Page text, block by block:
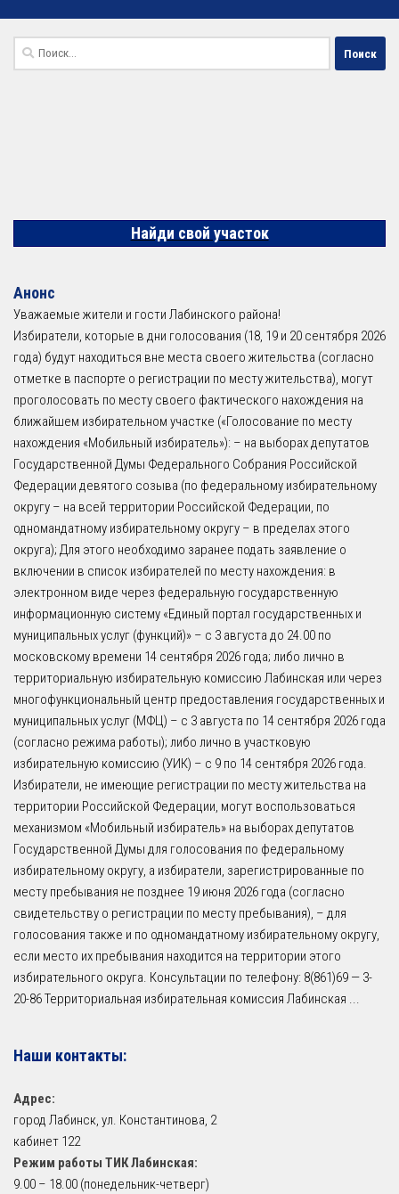
Найти:
Найди свой участок
Анонс
Уважаемые жители и гости Лабинского района!
Избиратели, которые в дни голосования (18, 19 и 20 сентября 2026
года) будут находиться вне места своего жительства (согласно
отметке в паспорте о регистрации по месту жительства), могут
проголосовать по месту своего фактического нахождения на
ближайшем избирательном участке («Голосование по месту
нахождения «Мобильный избиратель»): – на выборах депутатов
Государственной Думы Федерального Собрания Российской
Федерации девятого созыва (по федеральному избирательному
округу – на всей территории Российской Федерации, по
одномандатному избирательному округу – в пределах этого
округа); Для этого необходимо заранее подать заявление о
включении в список избирателей по месту нахождения: в
электронном виде через федеральную государственную
информационную систему «Единый портал государственных и
муниципальных услуг (функций)» – с 3 августа до 24.00 по
московскому времени 14 сентября 2026 года; либо лично в
территориальную избирательную комиссию Лабинская или через
многофункциональный центр предоставления государственных и
муниципальных услуг (МФЦ) – с 3 августа по 14 сентября 2026 года
(согласно режима работы); либо лично в участковую
избирательную комиссию (УИК) – с 9 по 14 сентября 2026 года.
Избиратели, не имеющие регистрации по месту жительства на
территории Российской Федерации, могут воспользоваться
механизмом «Мобильный избиратель» на выборах депутатов
Государственной Думы для голосования по федеральному
избирательному округу, а избиратели, зарегистрированные по
месту пребывания не позднее 19 июня 2026 года (согласно
свидетельству о регистрации по месту пребывания), – для
голосования также и по одномандатному избирательному округу,
если место их пребывания находится на территории этого
избирательного округа. Консультации по телефону: 8(861)69 — 3-
20-86 Территориальная избирательная комиссия Лабинская ...
Наши контакты:
Адрес:
город Лабинск, ул. Константинова, 2
кабинет 122
Режим работы ТИК Лабинская:
9.00 – 18.00 (понедельник-четверг)